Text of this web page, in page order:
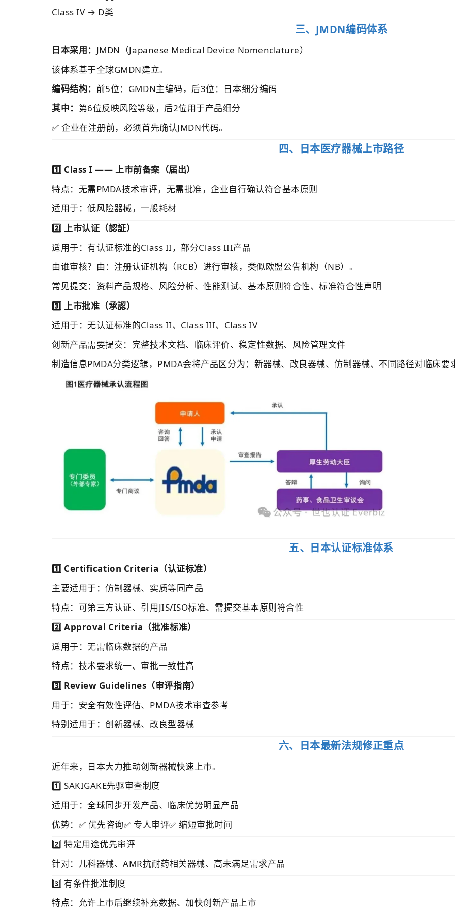
Class IV → D类
三、JMDN编码体系
日本采用： JMDN（Japanese Medical Device Nomenclature）
该体系基于全球GMDN建立。
编码结构： 前5位：GMDN主编码，后3位：日本细分编码
其中： 第6位反映风险等级，后2位用于产品细分
✅ 企业在注册前，必须首先确认JMDN代码。
四、日本医疗器械上市路径
1️⃣ Class I —— 上市前备案（届出）
特点：无需PMDA技术审评，无需批准，企业自行确认符合基本原则
适用于：低风险器械，一般耗材
2️⃣ 上市认证（認証）
适用于： 有认证标准的Class II，部分Class III产品
由谁审核？由：注册认证机构（RCB）进行审核，类似欧盟公告机构（NB）。
常见提交：资料产品规格、风险分析、性能测试、基本原则符合性、标准符合性声明
3️⃣ 上市批准（承認）
适用于：无认证标准的Class II、Class III、Class IV
创新产品需要提交：完整技术文档、临床评价、稳定性数据、风险管理文件
制造信息PMDA分类逻辑，PMDA会将产品区分为：新器械、改良器械、仿制器械、不同路径对临床要
五、日本认证标准体系
1️⃣ Certification Criteria（认证标准）
主要适用于：仿制器械、实质等同产品
特点：可第三方认证、引用JIS/ISO标准、需提交基本原则符合性
2️⃣ Approval Criteria（批准标准）
适用于：无需临床数据的产品
特点：技术要求统一、审批一致性高
3️⃣ Review Guidelines（审评指南）
用于：安全有效性评估、PMDA技术审查参考
特别适用于：创新器械、改良型器械
六、日本最新法规修正重点
近年来，日本大力推动创新器械快速上市。
1️⃣ SAKIGAKE先驱审查制度
适用于：全球同步开发产品、临床优势明显产品
优势：✅ 优先咨询✅ 专人审评✅ 缩短审批时间
2️⃣ 特定用途优先审评
针对：儿科器械、AMR抗耐药相关器械、高未满足需求产品
3️⃣ 有条件批准制度
特点：允许上市后继续补充数据、加快创新产品上市